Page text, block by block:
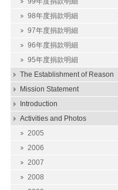
98年度捐款明細
97年度捐款明細
96年度捐款明細
95年度捐款明細
The Establishment of Reason
Mission Statement
Introduction
Activities and Photos
2005
2006
2007
2008